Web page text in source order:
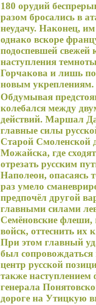
180 орудий
разом бросались в
неудачу. Наконец, им
однако вскоре
подоспевшей свежей
наступления
Горчакова и лишь
новым укреплениям.
Обдумывая
колебался между
действий. Маршал
главные силы
Старой Смоленской
Можайска, где
отрезать русским
Наполеон, опасаясь
раз умело
предпочёл другой
главными силами
Семёновские флеши,
войск, оттеснить их
При этом главный
был
центр русской
также наступлением
генерала
дороге на Утицкую